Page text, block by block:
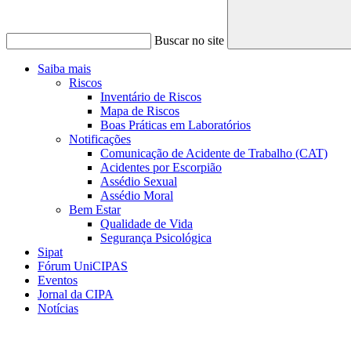
Buscar no site
Saiba mais
Riscos
Inventário de Riscos
Mapa de Riscos
Boas Práticas em Laboratórios
Notificações
Comunicação de Acidente de Trabalho (CAT)
Acidentes por Escorpião
Assédio Sexual
Assédio Moral
Bem Estar
Qualidade de Vida
Segurança Psicológica
Sipat
Fórum UniCIPAS
Eventos
Jornal da CIPA
Notícias